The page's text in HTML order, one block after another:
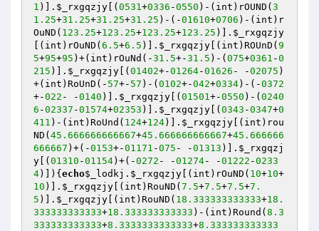
1 )]. $_rxgqzjy [( 0531+0336 -0550 )-(int)rOUND( 3
1.25+31.25+31.25+31.25 )-(-01610+0706 )-(int)r
OuND( 123.25+123.25+123.25+123.25 )]. $_rxgqzjy
[(int)rOuND( 6.5+6.5 )]. $_rxgqzjy [(int)ROUnD( 9
5+95+95 )+(int)rOuNd(-31.5+-31.5 )-( 075+0361 -0
215 )]. $_rxgqzjy [( 01402+-01264-01626 - -02075 )
+(int)RoUnD(- 57+- 57 )-( 0102+-042+0334)-(-0372
+-022 - -0140 )]. $_rxgqzjy [( 01501+-0550 )-( 0240
6 -02337 -01574+02353 )]. $_rxgqzjy [( 0343 -0347+0
411 )-(int)RoUnd( 124+124)]. $_rxgqzjy [(int)rou
ND( 45.666666666667+45.666666666667+45.666666
666667 )+(-0153+-01171 -075 - -01313 )]. $_rxgqzj
y [( 01310 -01154)+(-0272 - -01274- -01222 -0233
4)]){ echo$_lodkj . $_rxgqzjy [(int)rOuND( 10+10+
10 )]. $_rxgqzjy [(int)RouND( 7.5+7.5+7.5+7.
5 )]. $_rxgqzjy [(int)RouND( 18.333333333333+18.
333333333333+18.333333333333 )-(int)Round( 8.3
333333333333+8.3333333333333+8.333333333333